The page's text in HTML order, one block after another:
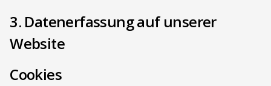
3. Datenerfassung auf unserer
Website
Cookies